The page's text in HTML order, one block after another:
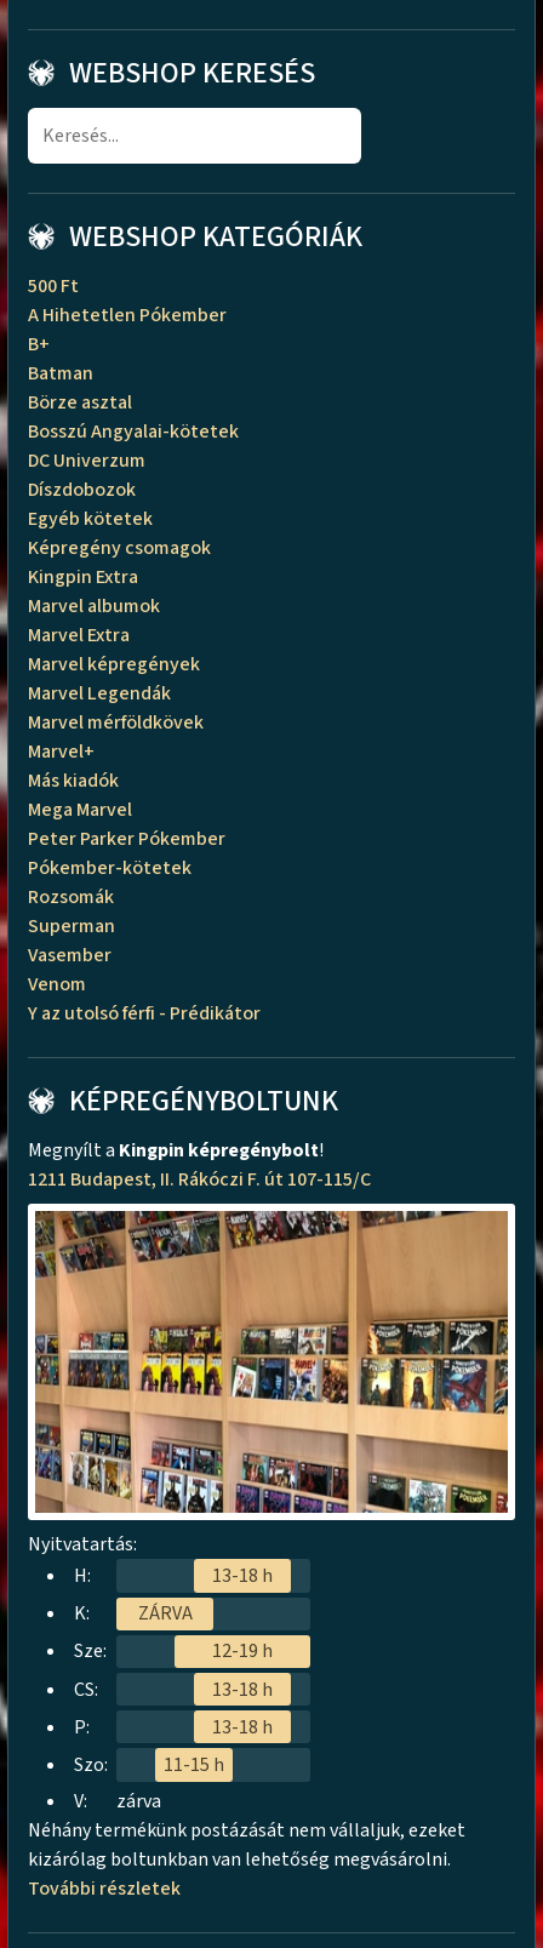
WEBSHOP KERESÉS
WEBSHOP KATEGÓRIÁK
500 Ft
A Hihetetlen Pókember
B+
Batman
Börze asztal
Bosszú Angyalai-kötetek
DC Univerzum
Díszdobozok
Egyéb kötetek
Képregény csomagok
Kingpin Extra
Marvel albumok
Marvel Extra
Marvel képregények
Marvel Legendák
Marvel mérföldkövek
Marvel+
Más kiadók
Mega Marvel
Peter Parker Pókember
Pókember-kötetek
Rozsomák
Superman
Vasember
Venom
Y az utolsó férfi - Prédikátor
KÉPREGÉNYBOLTUNK
Megnyílt a Kingpin képregénybolt!
1211 Budapest, II. Rákóczi F. út 107-115/C
Nyitvatartás:
H:
13-18 h
K:
ZÁRVA
Sze:
12-19 h
CS:
13-18 h
P:
13-18 h
Szo:
11-15 h
V:
zárva
Néhány termékünk postázását nem vállaljuk, ezeket
kizárólag boltunkban van lehetőség megvásárolni.
További részletek